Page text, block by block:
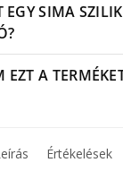
SIMA
A
Értékelések